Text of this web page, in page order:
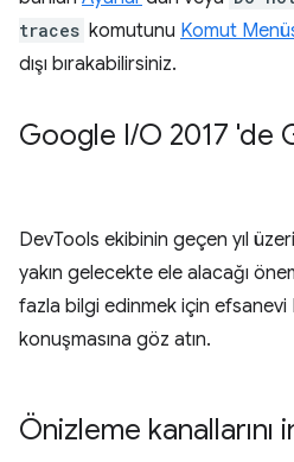
traces komutunu Komut
dışı bırakabilirsiniz.
Google I/O 2017 'de
DevTools ekibinin geçen yıl
yakın gelecekte ele alacağı
fazla bilgi edinmek için efsanevi
konuşmasına göz atın.
Önizleme kanallarını